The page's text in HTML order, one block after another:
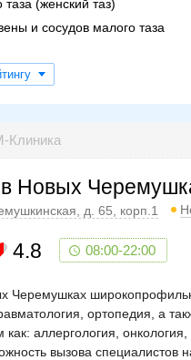
(женский таз)
и сосудов малого таза
Клиника
Новых
д. 65, корп.1
4.8 08:00-22:00
Черемушках
ортопедия, а
аллергология,
вызова